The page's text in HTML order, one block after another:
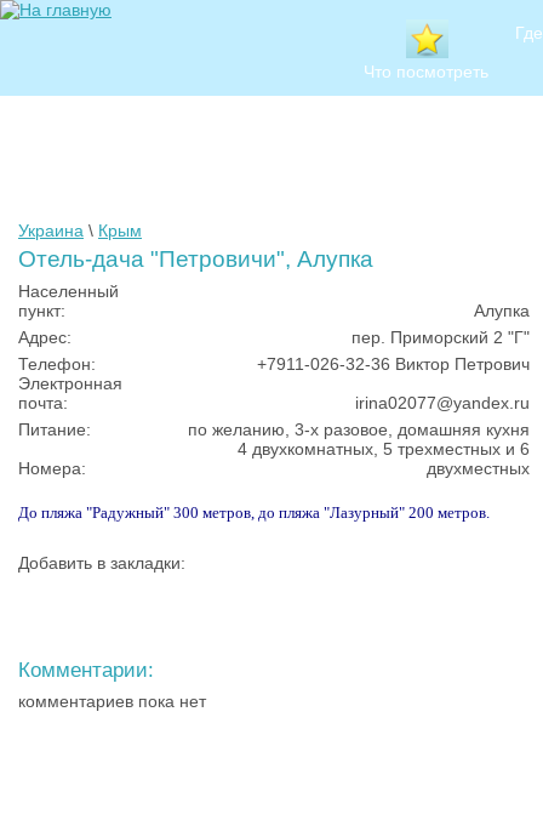
Что посмотреть
Украина \ Крым
Отель-дача "Петровичи", Алупка
Населенный
пункт:
Алупка
Адрес:
пер. Приморский 2 "Г"
Телефон:
+7911-026-32-36 Виктор Петрович
Электронная
почта:
irina02077@yandex.ru
Питание:
по желанию, 3-х разовое, домашняя кухня
Номера:
4 двухкомнатных, 5 трехместных и 6
двухместных
До пляжа "Радужный" 300 метров, до пляжа "Лазурный" 200 метров.
Добавить в закладки:
Комментарии:
комментариев пока нет